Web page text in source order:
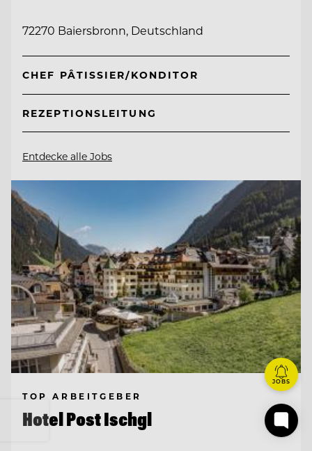
72270 Baiersbronn, Deutschland
CHEF PÂTISSIER/KONDITOR
REZEPTIONSLEITUNG
Entdecke alle Jobs
TOP ARBEITGEBER
Hotel Post Ischgl
JOBS